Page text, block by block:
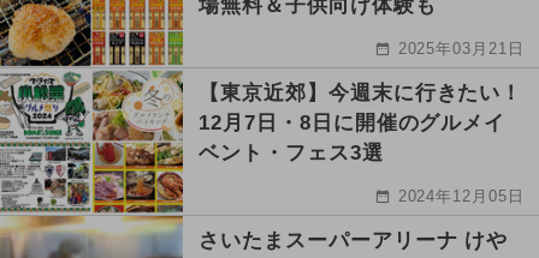
場無料＆子供向け体験も
2025年03月21日
【東京近郊】今週末に行きたい！
12月7日・8日に開催のグルメイ
ベント・フェス3選
2024年12月05日
さいたまスーパーアリーナ けや